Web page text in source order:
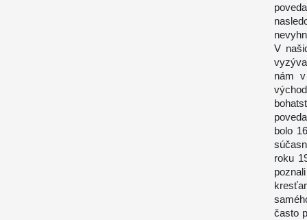
V
nám
bolo
roku
často